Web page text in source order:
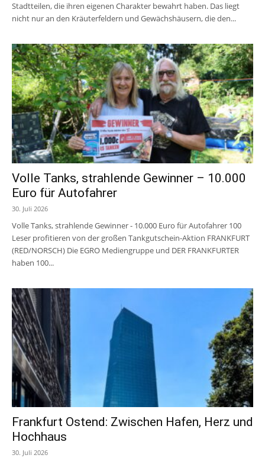
Stadtteilen, die ihren eigenen Charakter bewahrt haben. Das liegt
nicht nur an den Kräuterfeldern und Gewächshäusern, die den...
Volle Tanks, strahlende Gewinner – 10.000
Euro für Autofahrer
30. Juli 2026
Volle Tanks, strahlende Gewinner - 10.000 Euro für Autofahrer 100
Leser profitieren von der großen Tankgutschein-Aktion FRANKFURT
(RED/NORSCH) Die EGRO Mediengruppe und DER FRANKFURTER
haben 100...
Frankfurt Ostend: Zwischen Hafen, Herz und
Hochhaus
30. Juli 2026